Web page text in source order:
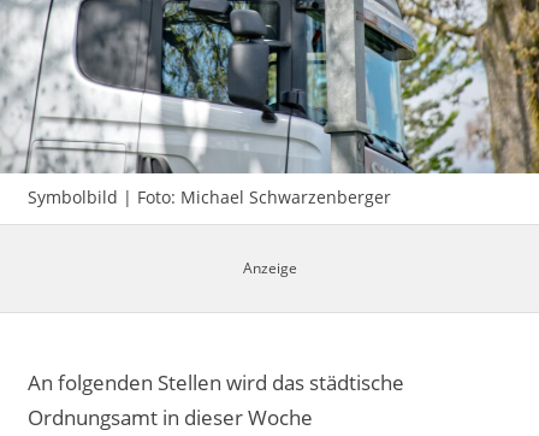
Impressum
Symbolbild | Foto: Michael Schwarzenberger
An folgenden Stellen wird das städtische
Ordnungsamt in dieser Woche